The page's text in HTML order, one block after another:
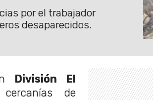
por el trabajador
desaparecidos.
División El
de